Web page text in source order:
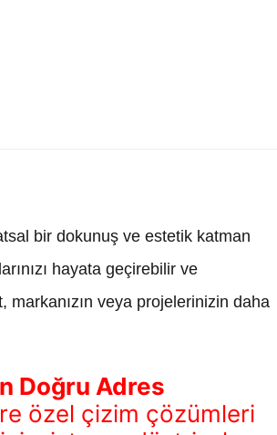
bir dokunuş ve estetik katman
hayata geçirebilir ve
veya projelerinizin daha
Doğru Adres
özel çizim çözümleri